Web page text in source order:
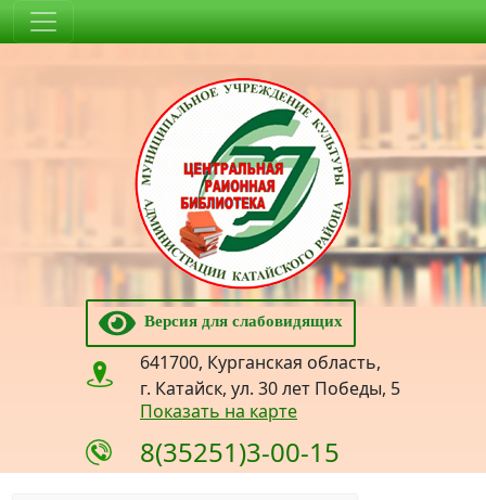
Версия для слабовидящих
641700, Курганская область,
г. Катайск, ул. 30 лет Победы, 5
Показать на карте
8(35251)3-00-15